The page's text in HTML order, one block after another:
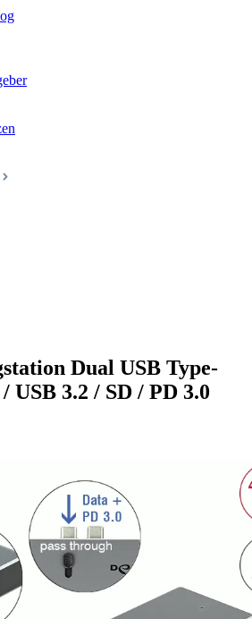
Dual USB Type-
3.2 / SD / PD 3.0